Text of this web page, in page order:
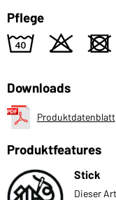
Pflege
8 o d
Downloads
Produktdatenblatt
Produktfeatures
Stick
Dieser